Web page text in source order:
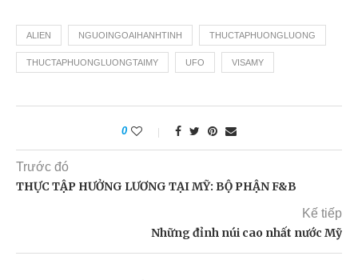
ALIEN NGUOINGOAIHANHTINH THUCTAPHUONGLUONG
THUCTAPHUONGLUONGTAIMY UFO VISAMY
0
Trước đó
THỰC TẬP HƯỞNG LƯƠNG TẠI MỸ: BỘ PHẬN F&B
Kế tiếp
Những đỉnh núi cao nhất nước Mỹ